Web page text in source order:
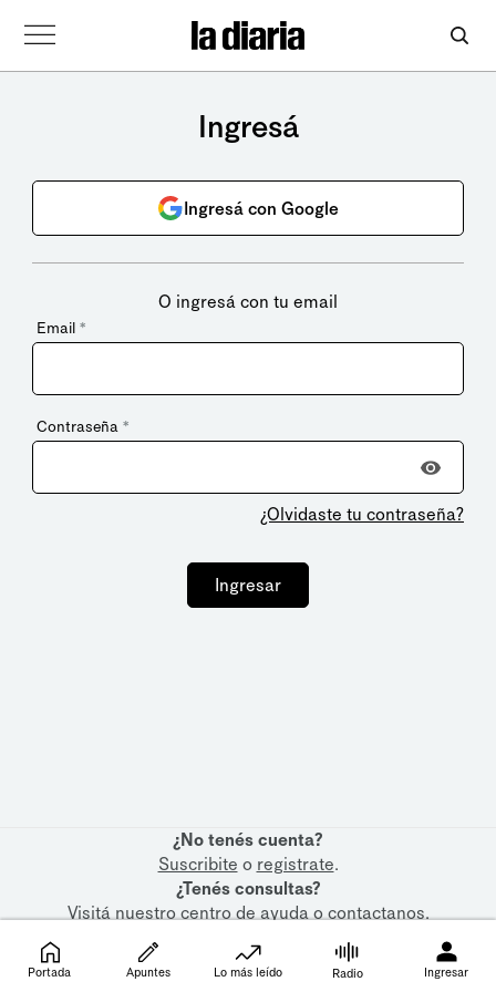
Ingresá
Ingresá con Google
O ingresá con tu email
Email *
Contraseña *
¿Olvidaste tu contraseña?
Ingresar
¿No tenés cuenta?
Suscribite o registrate.
¿Tenés consultas?
Visitá nuestrocentro de ayudaocontactanos.
Portada Apuntes Lo más leído Radio Ingresar